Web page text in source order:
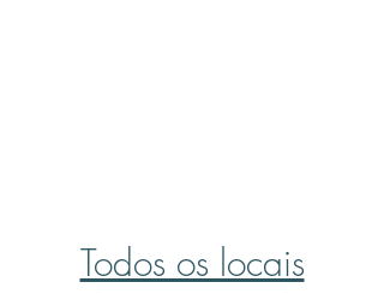
Todos os locais